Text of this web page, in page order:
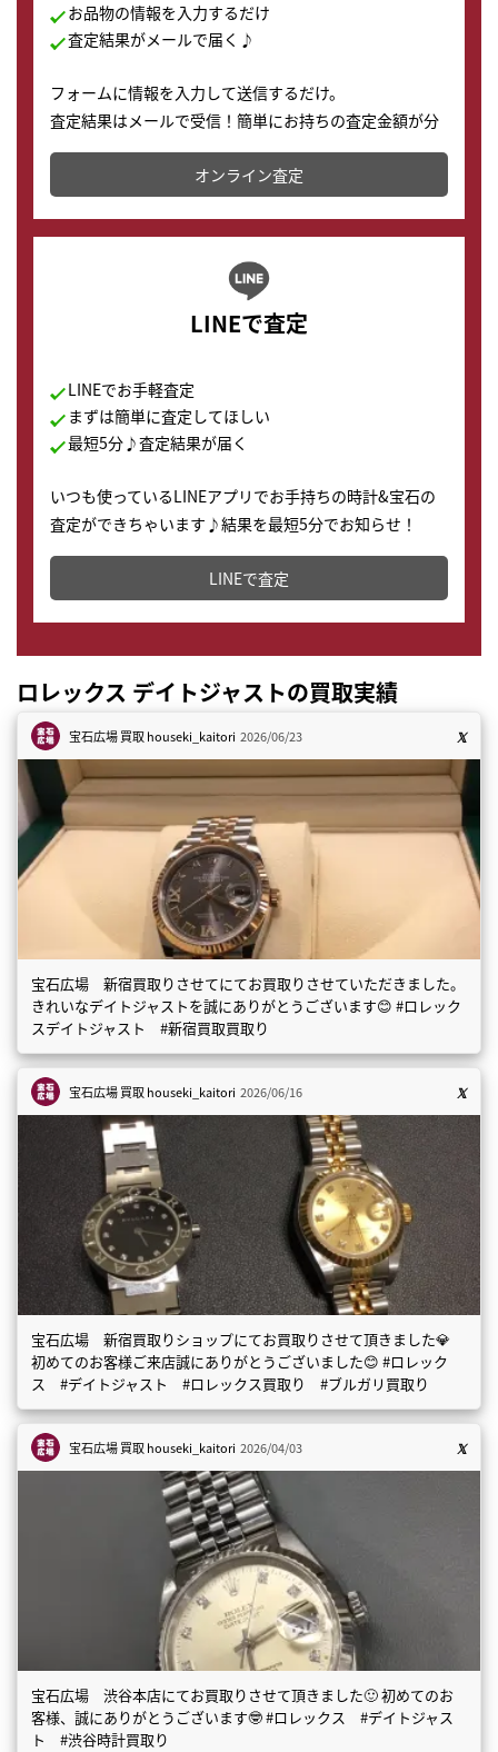
お品物の情報を入力するだけ
査定結果がメールで届く♪
フォームに情報を入力して送信するだけ。
査定結果はメールで受信！簡単にお持ちの査定金額が分
かります。
オンライン査定
LINEで査定
LINEでお手軽査定
まずは簡単に査定してほしい
最短5分♪査定結果が届く
いつも使っているLINEアプリでお手持ちの時計&宝石の
査定ができちゃいます♪結果を最短5分でお知らせ！
どこからでもすぐに査定金額を知ることが出来ます。
LINEで査定
ロレックス デイトジャストの買取実績
宝石広場 買取houseki_kaitori 2026/06/23
宝石広場 新宿買取りさせてにてお買取りさせていただきました。
きれいなデイトジャストを誠にありがとうございます😊 #ロレック
スデイトジャスト #新宿買取買取り
宝石広場 買取houseki_kaitori 2026/06/16
宝石広場 新宿買取りショップにてお買取りさせて頂きました💎
初めてのお客様ご来店誠にありがとうございました😊 #ロレック
ス #デイトジャスト #ロレックス買取り #ブルガリ買取り
宝石広場 買取houseki_kaitori 2026/04/03
宝石広場 渋谷本店にてお買取りさせて頂きました🙂 初めてのお
客様、誠にありがとうございます🤓 #ロレックス #デイトジャス
ト #渋谷時計買取り